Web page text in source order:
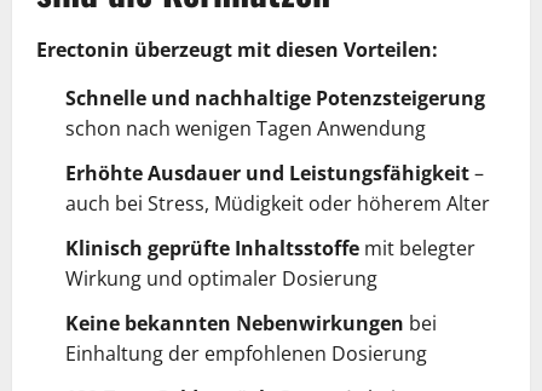
Erectonin überzeugt mit diesen Vorteilen:
Schnelle und nachhaltige Potenzsteigerung
schon nach wenigen Tagen Anwendung
Erhöhte Ausdauer und Leistungsfähigkeit–
auch bei Stress, Müdigkeit oder höherem Alter
Klinisch geprüfte Inhaltsstoffe mit belegter
Wirkung und optimaler Dosierung
Keine bekannten Nebenwirkungen bei
Einhaltung der empfohlenen Dosierung